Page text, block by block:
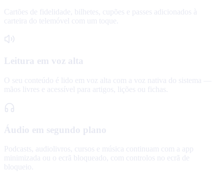
Cartões de fidelidade, bilhetes, cupões e passes adicionados à
carteira do telemóvel com um toque.
Leitura em voz alta
O seu conteúdo é lido em voz alta com a voz nativa do sistema —
mãos livres e acessível para artigos, lições ou fichas.
Áudio em segundo plano
Podcasts, audiolivros, cursos e música continuam com a app
minimizada ou o ecrã bloqueado, com controlos no ecrã de
bloqueio.